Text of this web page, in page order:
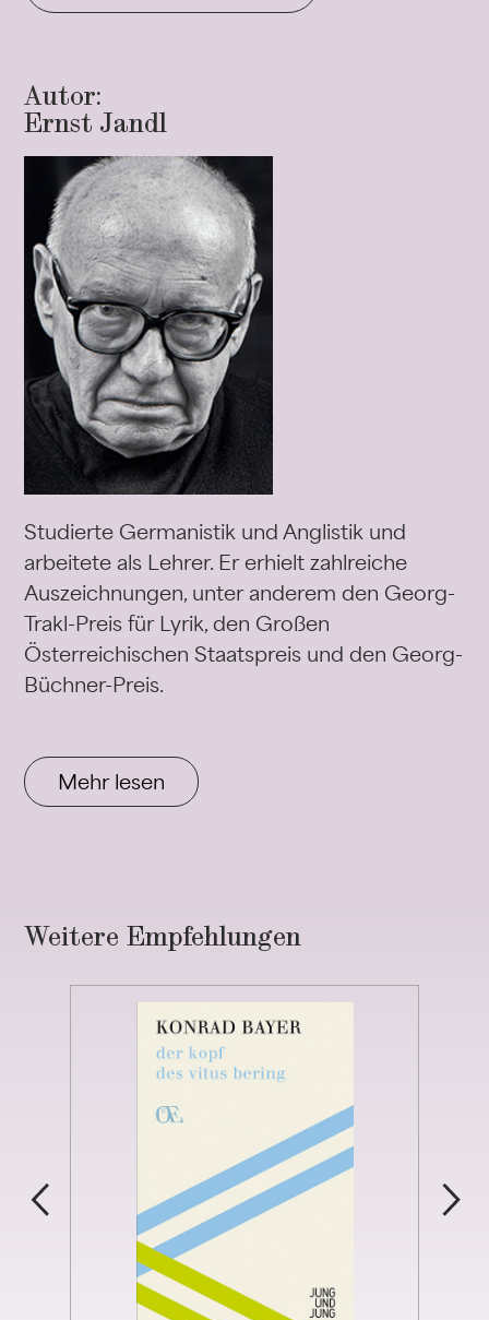
Autor:
Ernst Jandl
Studierte Germanistik und Anglistik und
arbeitete als Lehrer. Er erhielt zahlreiche
Auszeichnungen, unter anderem den Georg-
Trakl-Preis für Lyrik, den Großen
Österreichischen Staatspreis und den Georg-
Büchner-Preis.
Mehr lesen
Weitere Empfehlungen